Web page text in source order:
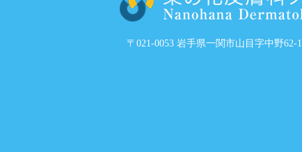
〒021-0053 岩手県一関市山目字中野62-1